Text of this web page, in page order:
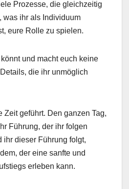
Prozesse, die gleichzeitig
was ihr als Individuum
eure Rolle zu spielen.
und macht euch keine
die ihr unmöglich
Zeit geführt. Den ganzen Tag,
Führung, der ihr folgen
ihr dieser Führung folgt,
der eine sanfte und
erleben kann.